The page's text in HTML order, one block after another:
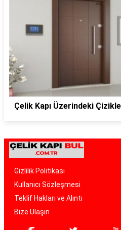
Çelik Kapı Üzerindeki
Gizlilik Politikası
Kullanıcı Sözleşmesi
Teklif Hakları ve Alıntı
Bize Ulaşın